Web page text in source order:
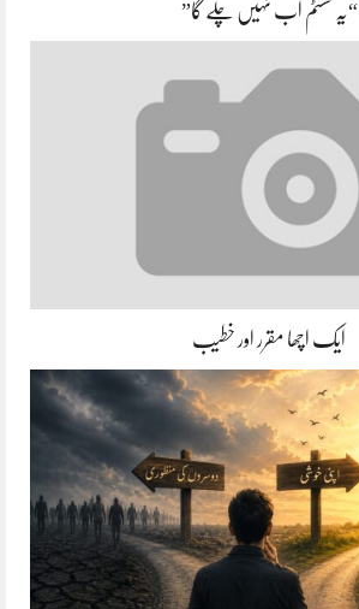
“یہ سسٹم اب نہیں چلے گا”
ایک اچھا مقرر اور خطیب